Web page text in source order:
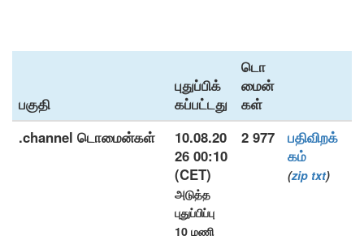
பகுதி
புதுப்பிக்
கப்பட்டது
டொ
மைன்
கள்
.channel டொமைன்கள்
10.08.20
26 00:10
(CET)
அடுத்த
புதுப்பிப்பு
10 மணி
2 977
பதிவிறக்
கம்
(zip txt)